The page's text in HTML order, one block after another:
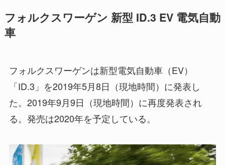
フォルクスワーゲン 新型 ID.3 EV 電気自動
車
フォルクスワーゲンは新型電気自動車（EV）
「ID.3」を2019年5月8日（現地時間）に発表し
た。2019年9月9日（現地時間）に再度発表され
る。発売は2020年を予定している。